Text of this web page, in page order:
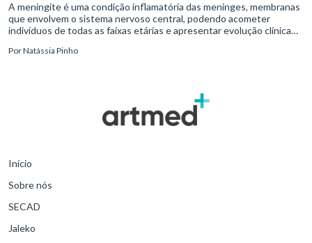
A meningite é uma condição inflamatória das meninges, membranas
que envolvem o sistema nervoso central, podendo acometer
indivíduos de todas as faixas etárias e apresentar evolução clínica
PorNatássia Pinho
Início
Sobre nós
SECAD
Jaleko